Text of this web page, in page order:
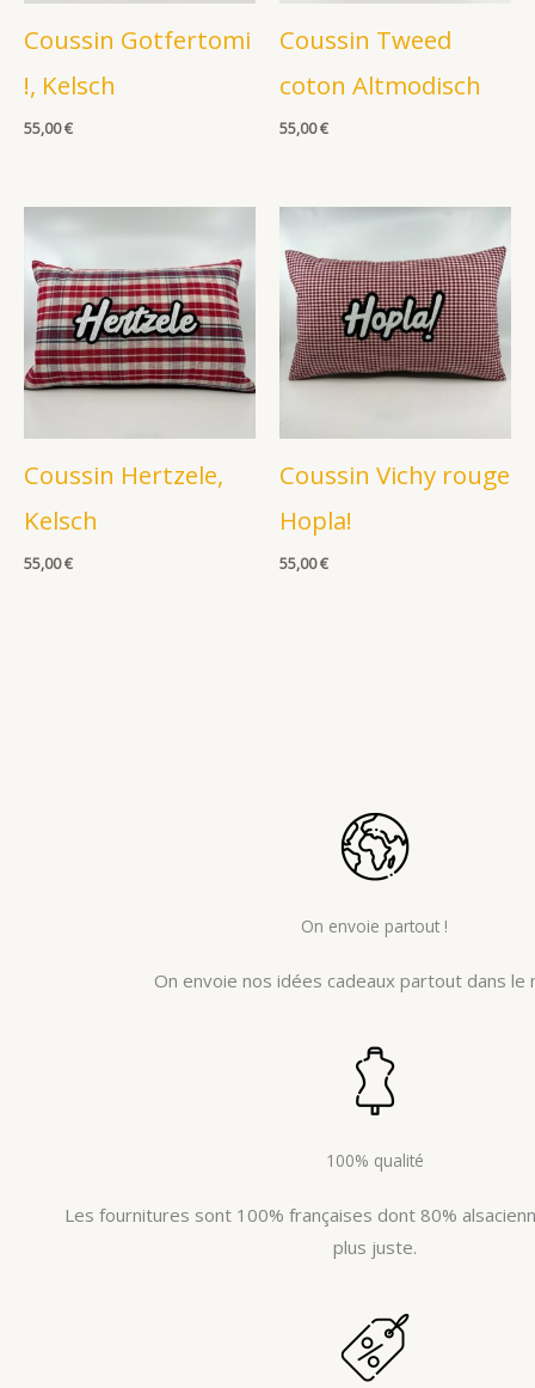
Coussin Gotfertomi
!, Kelsch
55,00€
Coussin Tweed
coton Altmodisch
55,00€
Coussin Hertzele,
Kelsch
55,00€
Coussin Vichy rouge
Hopla!
55,00€
On envoie partout !
On envoie nos idées cadeaux partout dans le
100% qualité
Les fournitures sont 100% françaises dont 80%
plus juste.